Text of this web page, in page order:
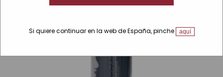
Si quiere continuar en la web de España, pinche aquí